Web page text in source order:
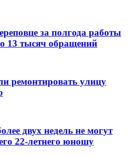
за полгода работы
13 тысяч обращений
ремонтировать улицу
двух недель не могут
22-летнего юношу